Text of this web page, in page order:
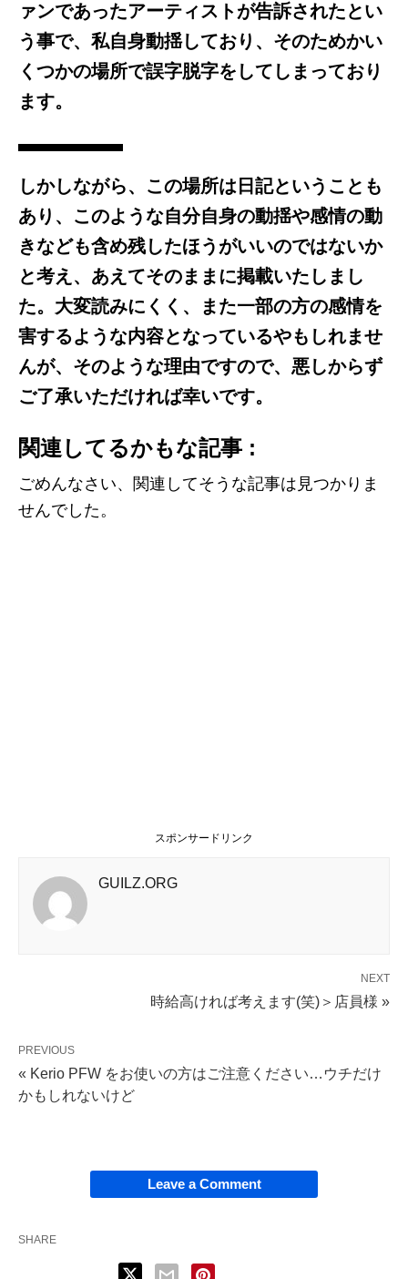
ァンであったアーティストが告訴されたとい
う事で、私自身動揺しており、そのためかい
くつかの場所で誤字脱字をしてしまっており
ます。
しかしながら、この場所は日記ということも
あり、このような自分自身の動揺や感情の動
きなども含め残したほうがいいのではないか
と考え、あえてそのままに掲載いたしまし
た。大変読みにくく、また一部の方の感情を
害するような内容となっているやもしれませ
んが、そのような理由ですので、悪しからず
ご了承いただければ幸いです。
関連してるかもな記事 :
ごめんなさい、関連してそうな記事は見つかりま
せんでした。
スポンサードリンク
GUILZ.ORG
NEXT
時給高ければ考えます(笑)＞店員様 »
PREVIOUS
« Kerio PFW をお使いの方はご注意ください…ウチだけ
かもしれないけど
Leave a Comment
SHARE